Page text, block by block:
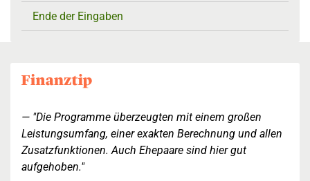
Ende der Eingaben
"Die Programme überzeugten mit einem großen
Leistungsumfang, einer exakten Berechnung und allen
Zusatzfunktionen. Auch Ehepaare sind hier gut
aufgehoben."